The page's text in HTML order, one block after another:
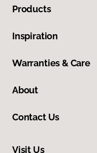
Products
Inspiration
Warranties & Care
About
Contact Us
Visit Us